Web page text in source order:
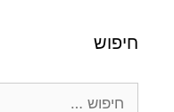
חיפוש